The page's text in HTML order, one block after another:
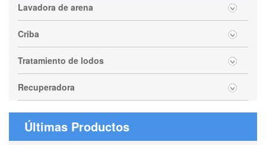
Lavadora de arena
Criba
Tratamiento de lodos
Recuperadora
Últimas Productos